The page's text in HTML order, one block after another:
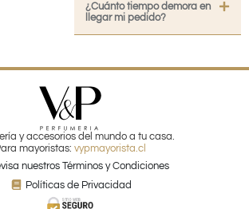
¿Cuánto tiempo demora en
llegar mi pedido?
y accesorios del mundo a tu casa.
mayoristas: vypmayorista.cl
nuestros Términos y Condiciones
Políticas de Privacidad